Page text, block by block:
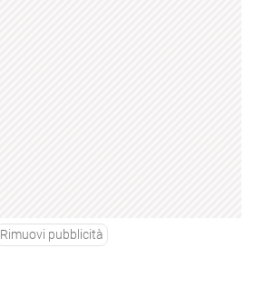
Rimuovi pubblicità